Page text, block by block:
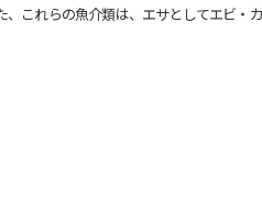
れらの魚介類は、エサとしてエビ・カ